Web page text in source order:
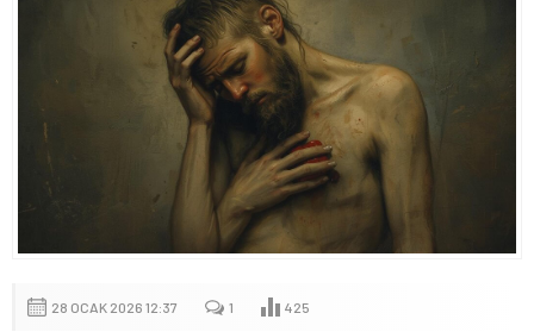
28 OCAK 2026 12:37 1 425